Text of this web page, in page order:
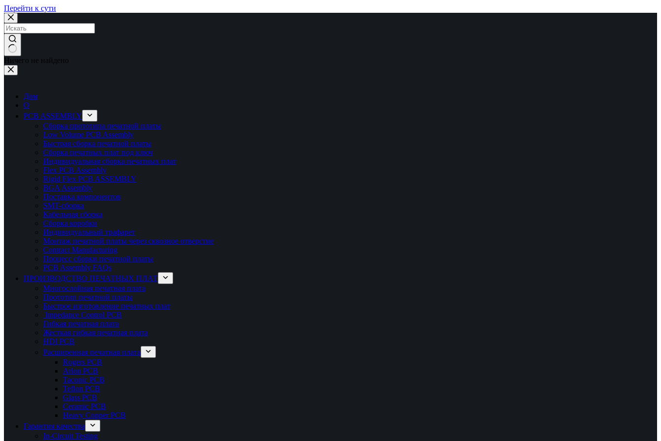
Перейти к сути
Ничего не найдено
Дом
О
PCB ASSEMBLY
Сборка прототипа печатной платы
Low Volume PCB Assembly
Быстрая сборка печатной платы
Сборка печатных плат под ключ
Индивидуальная сборка печатных плат
Flex PCB Assembly
Rigid Flex PCB ASSEMBLY
BGA Assembly
Поставка компонентов
SMT-сборка
Кабельная сборка
Сборка коробки
Индивидуальный трафарет
Монтаж печатной платы через сквозное отверстие
Contract Manufacturing
Процесс сборки печатной платы
PCB Assembly FAQs
ПРОИЗВОДСТВО ПЕЧАТНЫХ ПЛАТ
Многослойная печатная плата
Прототип печатной платы
Быстрое изготовление печатных плат
Impedance Control PCB
Гибкая печатная плата
Жесткая гибкая печатная плата
HDI PCB
Расширенная печатная плата
Rogers PCB
Arlon PCB
Taconic PCB
Teflon PCB
Glass PCB
Ceramic PCB
Heavy Copper PCB
Гарантия качества
In-Circuit Testing